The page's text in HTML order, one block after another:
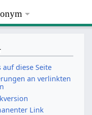
auf diese Seite
an verlinkten
Link